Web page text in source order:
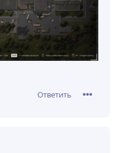
Ответить